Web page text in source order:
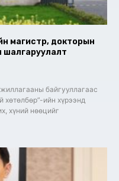
магистр, докторын
шалгаруулалт
байгууллагаас
хөтөлбөр”-ийн хүрээнд
хүний нөөцийг